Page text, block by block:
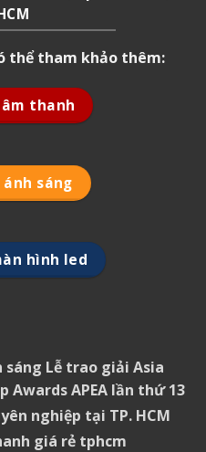
thể tham khảo thêm:
thanh
sáng
hình led
Lễ trao giải Asia
Awards APEA lần thứ 13
nghiệp tại TP. HCM
giá rẻ tphcm